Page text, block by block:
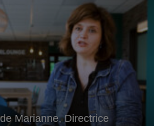
Marianne, Directrice